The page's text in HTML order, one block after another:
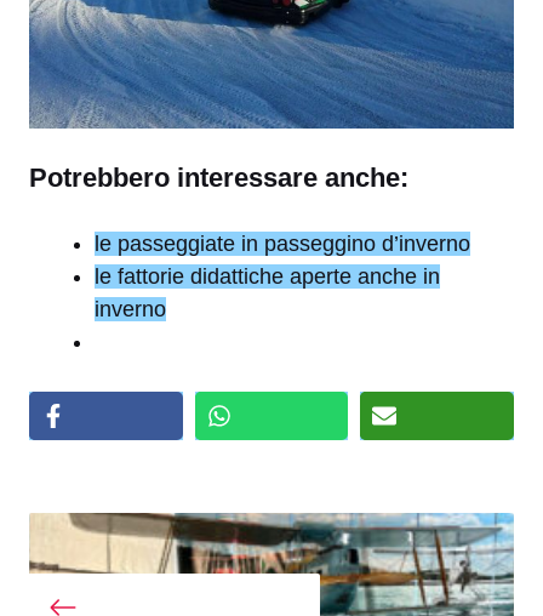
Potrebbero interessare anche:
le passeggiate in passeggino d’inverno
le fattorie didattiche aperte anche in
inverno